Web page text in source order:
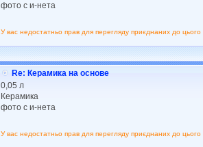
фото с и-нета
У вас недостатньо прав для перегляду приєднаних до цього
Re: Керамика на основе
0,05 л
Керамика
фото с и-нета
У вас недостатньо прав для перегляду приєднаних до цього